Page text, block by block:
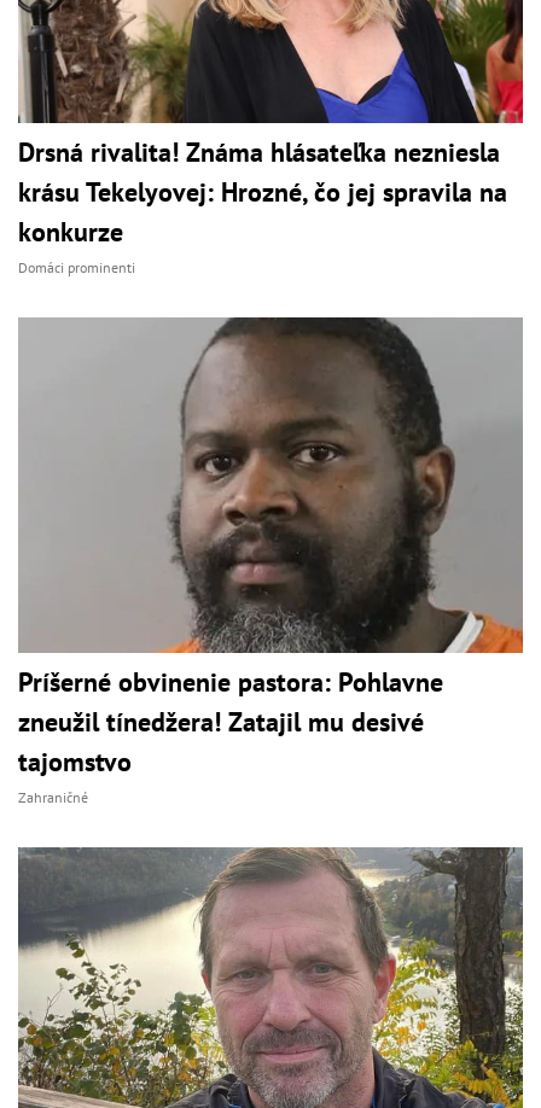
Drsná rivalita! Známa hlásateľka nezniesla
krásu Tekelyovej: Hrozné, čo jej spravila na
konkurze
Domáci prominenti
Príšerné obvinenie pastora: Pohlavne
zneužil tínedžera! Zatajil mu desivé
tajomstvo
Zahraničné